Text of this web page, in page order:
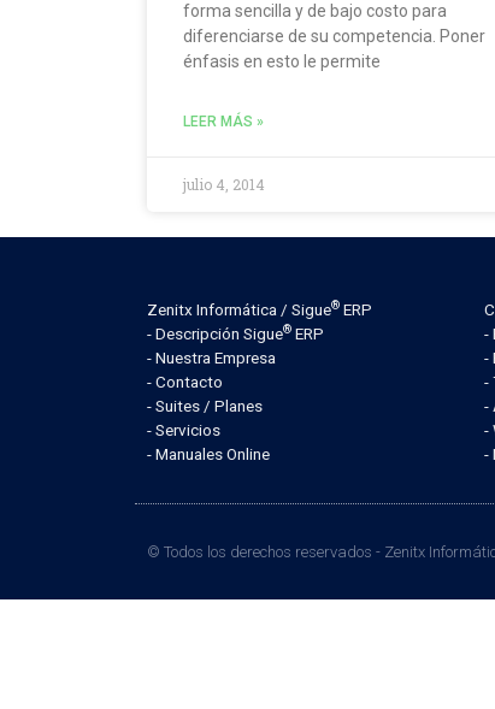
forma sencilla y de bajo costo para
diferenciarse de su competencia. Poner
énfasis en esto le permite
LEER MÁS »
julio 4, 2014
Zenitx Informática / Sigue® ERP
- Descripción Sigue® ERP
- Nuestra Empresa
- Contacto
- Suites / Planes
- Servicios
- Manuales Online
-
-
-
-
-
-
© Todos los derechos reservados - Zenitx